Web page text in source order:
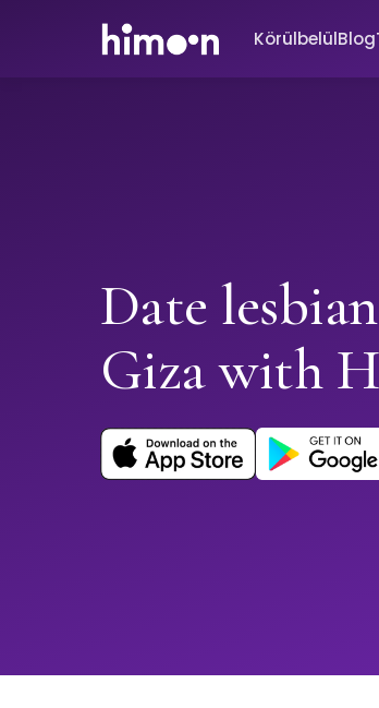
KörülbelülBlog
Date
Giza with